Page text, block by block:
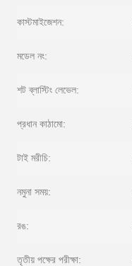
কাস্টমাইজেশন:
মডেল নং:
শট ব্লাস্টিং লেভেল:
প্রধান কাঠামো:
টাই মরীচি:
নমুনা সময়:
রঙ:
তৃতীয় পক্ষের পরীক্ষা: